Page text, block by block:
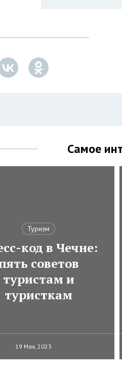
Самое
Туризм
код в Чечне:
советов
туристам и
туристкам
19 Мая, 2023